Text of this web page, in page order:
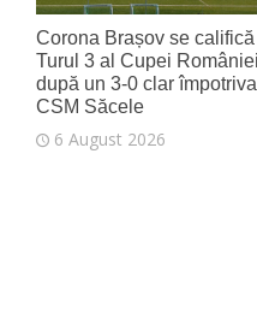
Corona Brașov se
Turul 3 al Cupei României
după un 3-0 clar împotriva
CSM Săcele
6 August 2026